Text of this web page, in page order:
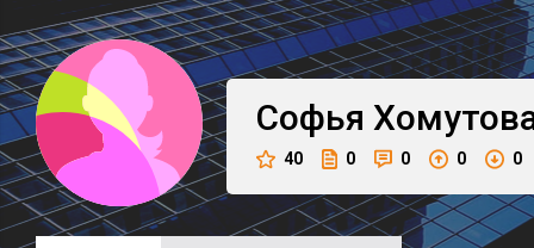
Софья
40 0 0 0 0